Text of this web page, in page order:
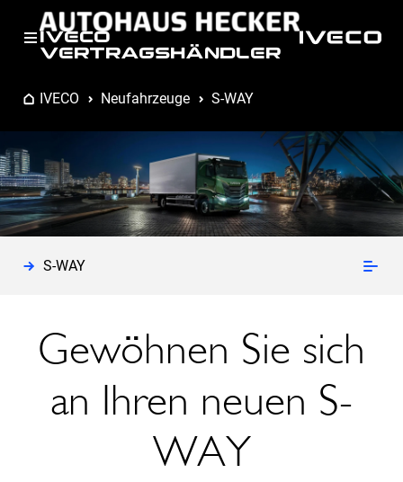
IVECO
VERTRAGSHÄNDLER
IVECO Neufahrzeuge S-WAY
S-WAY
Gewöhnen Sie sich
an Ihren neuen S-
WAY